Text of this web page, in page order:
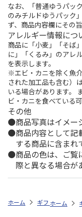
なお、「普通ゆうパッ
のみチルドゆうパック
ず、商品内容欄にその
アレルギー情報につ
商品に「小麦」「そば
に」「くるみ」のアレ
を表示します。
※エビ・カニを除く魚
された加工品も含む）
いる場合があります。
ビ・カニを食べている
その他
商品写真はイメー
商品内容として記
する商品に含まれ
商品の色は、ご覧
際と異なる場合が
ホーム ギフトストア
ホーム